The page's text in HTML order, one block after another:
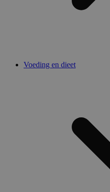
Voeding en dieet